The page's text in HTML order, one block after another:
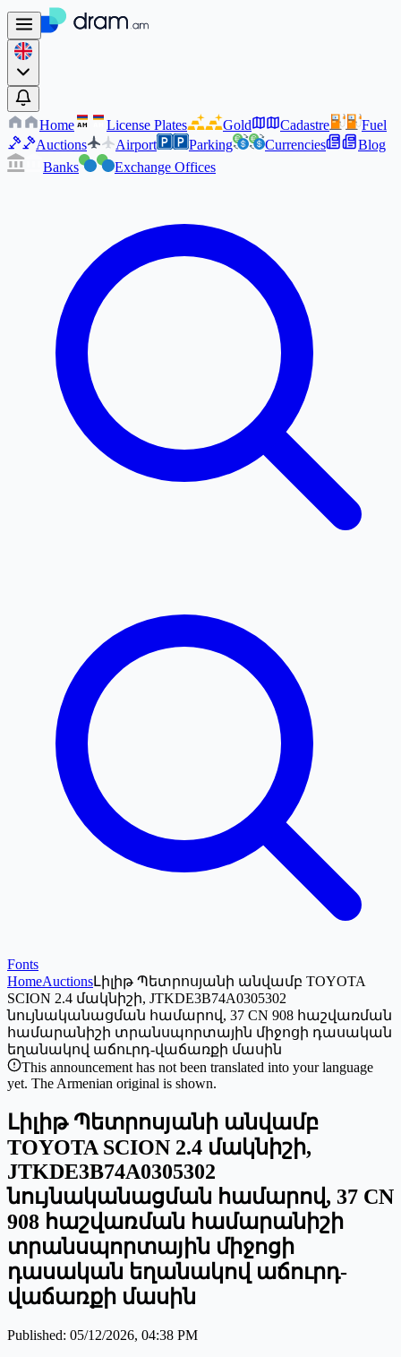
Home AM License Plates Gold Cadastre
Fuel
Auctions
Airport Parking Currencies
Blog
Banks
Exchange Offices
Fonts
HomeAuctionsԼիլիթ Պետրոսյանի անվամբ TOYOTA
SCION 2.4 մակնիշի, JTKDE3B74A0305302
նույնականացման համարով, 37 CN 908 հաշվառման
համարանիշի տրանսպորտային միջոցի դասական
եղանակով աճուրդ-վաճառքի մասին
This announcement has not been translated into your language
yet. The Armenian original is shown.
Լիլիթ Պետրոսյանի անվամբ
TOYOTA SCION 2.4 մակնիշի,
JTKDE3B74A0305302
նույնականացման համարով, 37 CN
908 հաշվառման համարանիշի
տրանսպորտային միջոցի
դասական եղանակով աճուրդ-
վաճառքի մասին
Published: 05/12/2026, 04:38 PM